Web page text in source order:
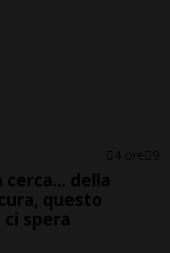
4 ore 9
cerca... della
questo
spera